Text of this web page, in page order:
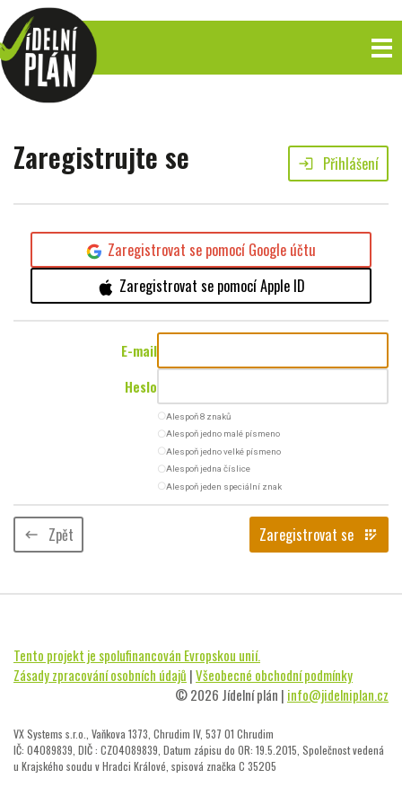
Zaregistrujte se login Přihlášení
Zaregistrovat se pomocí Google účtu
Zaregistrovat se pomocí Apple ID
E-mail
Heslo
radio_button_uncheckedAlespoň 8 znaků
radio_button_uncheckedAlespoň jedno malé písmeno
radio_button_uncheckedAlespoň jedno velké písmeno
radio_button_uncheckedAlespoň jedna číslice
radio_button_uncheckedAlespoň jeden speciální znak
keyboard_backspace Zpět Zaregistrovat se app_registration
Tento projekt je spolufinancován Evropskou unií.
Zásady zpracování osobních údajů |Všeobecné obchodní podmínky
© 2026 Jídelní plán | info@jidelniplan.cz
VX Systems s.r.o., Vaňkova 1373, Chrudim IV, 537 01 Chrudim
IČ: 04089839, DIČ : CZ04089839, Datum zápisu do OR: 19.5.2015, Společnost vedená
u Krajského soudu v Hradci Králové, spisová značka C 35205